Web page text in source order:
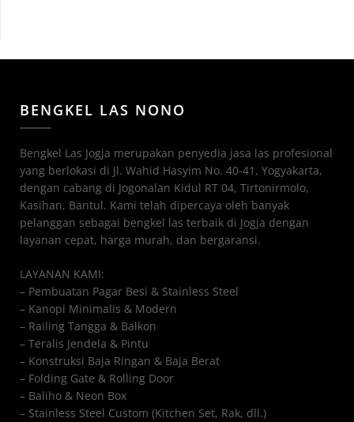
BENGKEL LAS NONO
Bengkel Las Jogja merupakan penyedia jasa las profesional
yang berlokasi di Jl. Wahid Hasyim No. 40-41, Yogyakarta,
dengan cabang di Jogonalan Kidul RT 04, Tirtonirmolo,
Kasihan, Bantul. Kami telah dipercaya oleh banyak
pelanggan sebagai bengkel las terbaik di Jogja dengan
layanan cepat, harga murah, dan bergaransi.
LAYANAN KAMI:
– Pembuatan Pagar Besi & Stainless Steel
– Kanopi Minimalis & Modern
– Railing Tangga & Balkon
– Teralis Jendela & Pintu
– Konstruksi Baja Ringan & Baja Berat
– Folding Gate & Rolling Door
– Baliho & Neon Box
– Stainless Steel Custom (Kitchen Set, Rak, dll.)